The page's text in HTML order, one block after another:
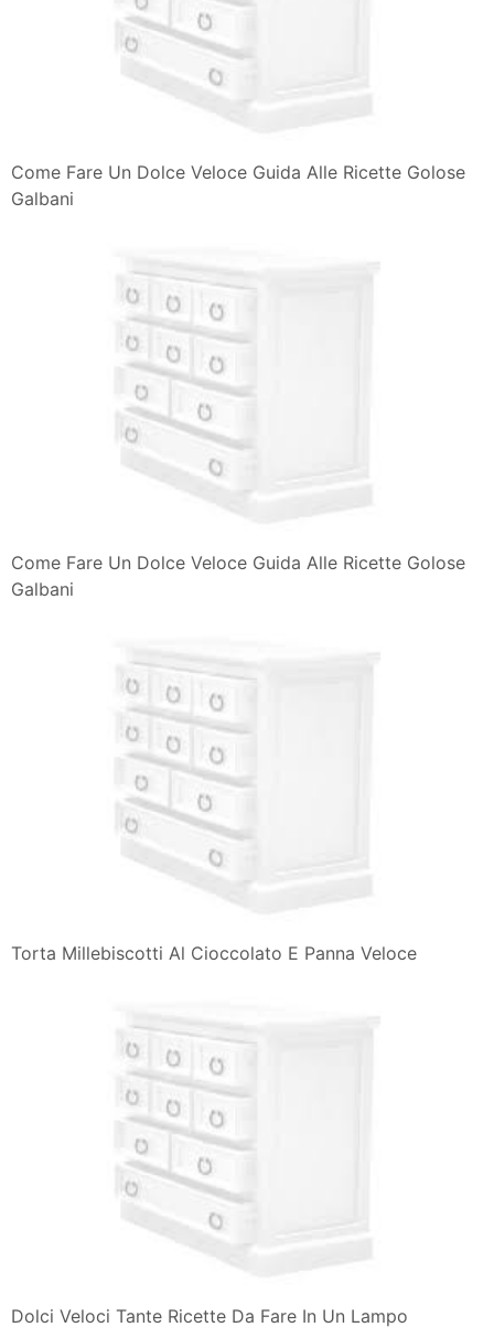
Come Fare Un Dolce Veloce Guida Alle Ricette Golose
Galbani
Come Fare Un Dolce Veloce Guida Alle Ricette Golose
Galbani
Torta Millebiscotti Al Cioccolato E Panna Veloce
Dolci Veloci Tante Ricette Da Fare In Un Lampo